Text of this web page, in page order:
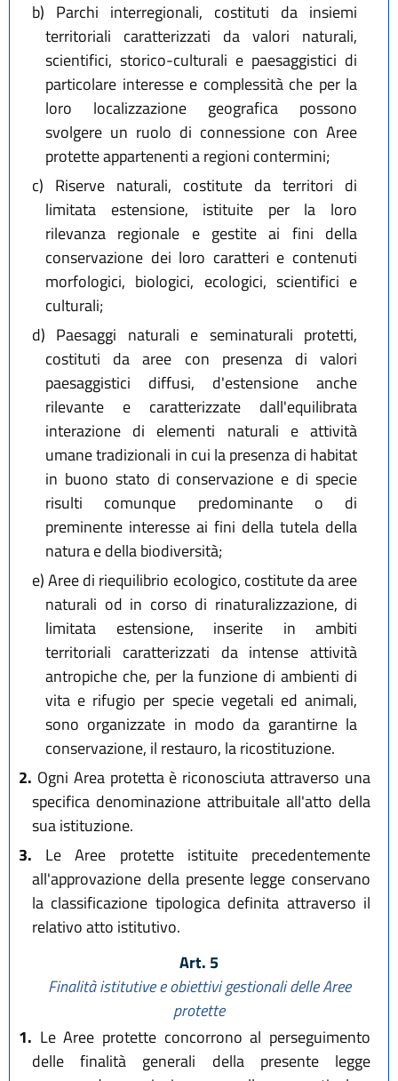
b) Parchi interregionali, costituti da insiemi
territoriali caratterizzati da valori naturali,
scientifici, storico-culturali e paesaggistici di
particolare interesse e complessità che per la
loro localizzazione geografica possono
svolgere un ruolo di connessione con Aree
protette appartenenti a regioni contermini;
c) Riserve naturali, costitute da territori di
limitata estensione, istituite per la loro
rilevanza regionale e gestite ai fini della
conservazione dei loro caratteri e contenuti
morfologici, biologici, ecologici, scientifici e
culturali;
d) Paesaggi naturali e seminaturali protetti,
costituti da aree con presenza di valori
paesaggistici diffusi, d'estensione anche
rilevante e caratterizzate dall'equilibrata
interazione di elementi naturali e attività
umane tradizionali in cui la presenza di habitat
in buono stato di conservazione e di specie
risulti comunque predominante o di
preminente interesse ai fini della tutela della
natura e della biodiversità;
e)Aree di riequilibrio ecologico, costitute da aree
naturali od in corso di rinaturalizzazione, di
limitata estensione, inserite in ambiti
territoriali caratterizzati da intense attività
antropiche che, per la funzione di ambienti di
vita e rifugio per specie vegetali ed animali,
sono organizzate in modo da garantirne la
conservazione, il restauro, la ricostituzione.
2. Ogni Area protetta è riconosciuta attraverso una
specifica denominazione attribuitale all'atto della
sua istituzione.
3. Le Aree protette istituite precedentemente
all'approvazione della presente legge conservano
la classificazione tipologica definita attraverso il
relativo atto istitutivo.
Art. 5
Finalità istitutive e obiettivi gestionali delle Aree
protette
1. Le Aree protette concorrono al perseguimento
delle finalità generali della presente legge